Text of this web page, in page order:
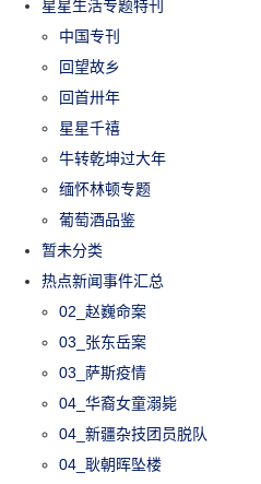
星星生活专题特刊
中国专刊
回望故乡
回首卅年
星星千禧
牛转乾坤过大年
缅怀林顿专题
葡萄酒品鉴
暂未分类
热点新闻事件汇总
02_赵巍命案
03_张东岳案
03_萨斯疫情
04_华裔女童溺毙
04_新疆杂技团员脱队
04_耿朝晖坠楼